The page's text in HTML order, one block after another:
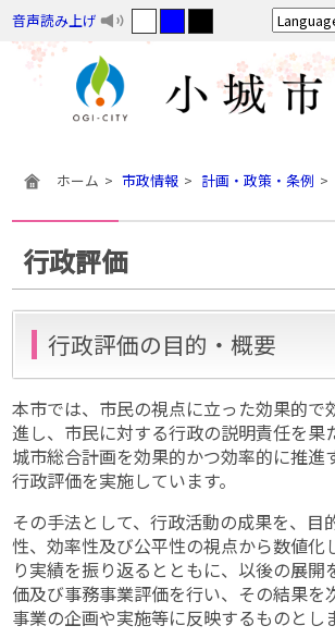
音声読み上げ
ホーム 市政情報 計画・政策・条例
行政評価
行政評価の目的・概要
本市では、市民の視点に立った効果的で
進し、市民に対する行政の説明責任を果
城市総合計画を効果的かつ効率的に推進
行政評価を実施しています。
その手法として、行政活動の成果を、目
性、効率性及び公平性の視点から数値化
り実績を振り返るとともに、以後の展開
価及び事務事業評価を行い、その結果を
事業の企画や実施等に反映するものとし